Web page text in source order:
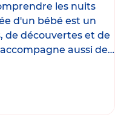
les nuits
d'un bébé est un
découvertes et de
aussi de